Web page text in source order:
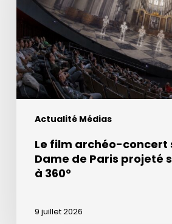
Actualité Médias
sur
Notre-
Dame
de
Paris
projeté
360°
Le film archéo-concert
Dame de Paris projeté
à 360°
9 juillet 2026